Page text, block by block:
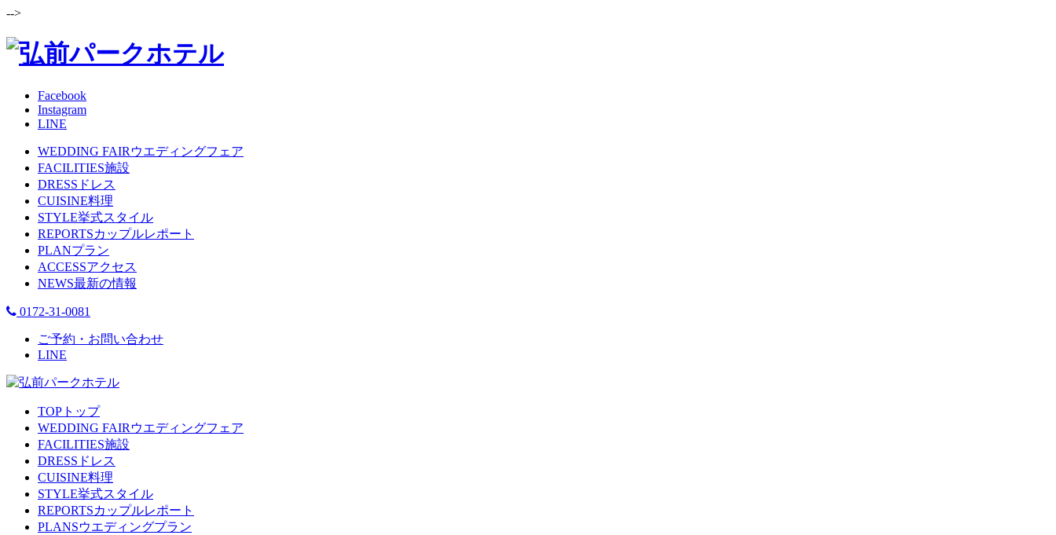
-->
Facebook
Instagram
LINE
WEDDING FAIR ウエディングフェア
FACILITIES施設
DRESS ドレス
CUISINE料理
STYLE挙式スタイル
REPORTSカップルレポート
PLANプラン
ACCESSアクセス
NEWS最新の情報
0172-31-0081
ご予約・お問い合わせ
LINE
TOP トップ
WEDDING FAIR ウエディングフェア
FACILITIES施設
DRESS ドレス
CUISINE料理
STYLE挙式スタイル
REPORTSカップルレポート
PLANSウエディングプラン